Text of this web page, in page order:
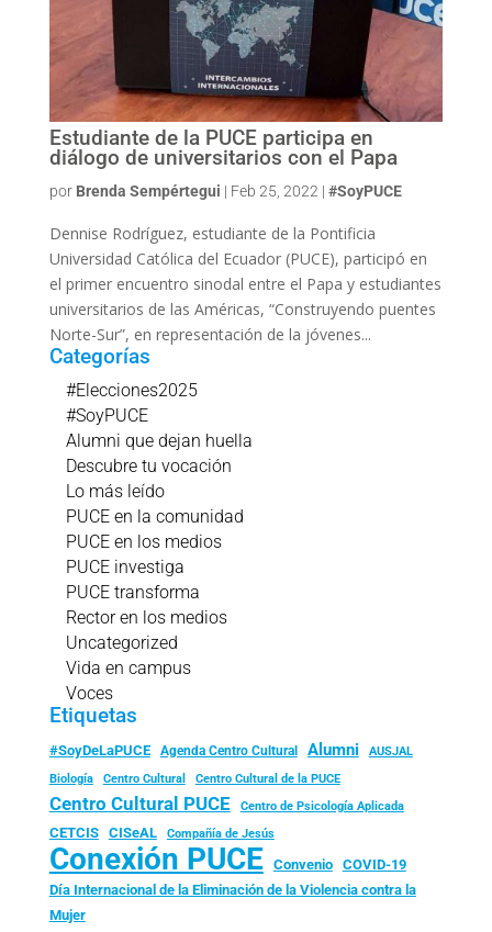
Estudiante de la PUCE participa en
diálogo de universitarios con el Papa
por Brenda Sempértegui | Feb 25, 2022 | #SoyPUCE
Dennise Rodríguez, estudiante de la Pontificia
Universidad Católica del Ecuador (PUCE), participó en
el primer encuentro sinodal entre el Papa y estudiantes
universitarios de las Américas, “Construyendo puentes
Norte-Sur”, en representación de la jóvenes...
Categorías
#Elecciones2025
#SoyPUCE
Alumni que dejan huella
Descubre tu vocación
Lo más leído
PUCE en la comunidad
PUCE en los medios
PUCE investiga
PUCE transforma
Rector en los medios
Uncategorized
Vida en campus
Voces
Etiquetas
#SoyDeLaPUCE Agenda Centro Cultural Alumni
AUSJAL
Biología
Centro Cultural Centro Cultural de la PUCE
Centro Cultural PUCE Centro de Psicología Aplicada
CETCIS CISeAL Compañía de Jesús
Conexión PUCE Convenio
COVID-19
Día Internacional de la Eliminación de la Violencia contra la
Mujer